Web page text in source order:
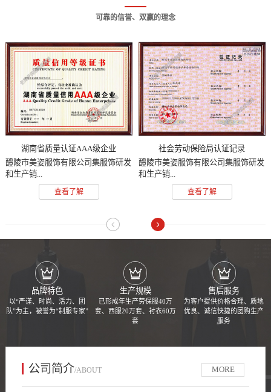
可靠的信誉、双赢的理念
湖南省质量认证AAA级企业
醴陵市美姿服饰有限公司集服饰研发
和生产销...
查看了解
社会劳动保险局认证记录
醴陵市美姿服饰有限公司集服饰研发
和生产销...
查看了解
品牌特色
以“严谨、时尚、活力、团
队”为主，被誉为“制服专家”
生产规模
已形成年生产劳保服40万
套、西服20万套、衬衣60万
套
售后服务
为客户提供价格合理、质地
优良、诚信快捷的团购生产
服务
公司简介/ABOUT MORE